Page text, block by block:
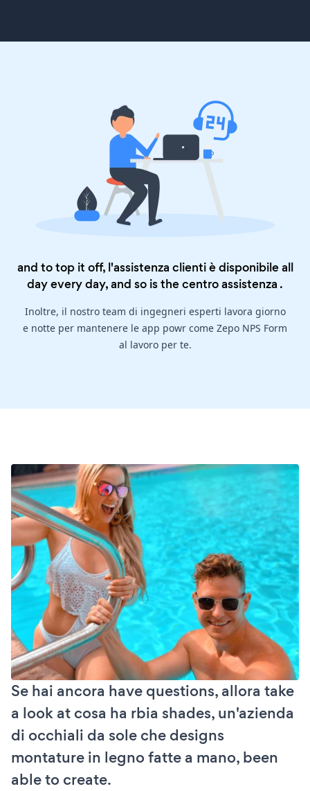
and to top it off, l'assistenza clienti è disponibile all
day every day, and so is thecentro assistenza .
Inoltre, il nostro team di ingegneri esperti lavora giorno
e notte per mantenere le app powr come Zepo NPS Form
al lavoro per te.
Se hai ancora have questions, allora take
a look at cosa ha rbia shades, un'azienda
di occhiali da sole che designs
montature in legno fatte a mano, been
able to create.